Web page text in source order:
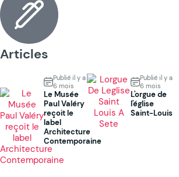
Articles
Publié il y a
6 mois
Le Musée
Paul Valéry
reçoit le
label
Architecture
Contemporaine
Publié il y a
6 mois
L'orgue de
l'église
Saint-Louis